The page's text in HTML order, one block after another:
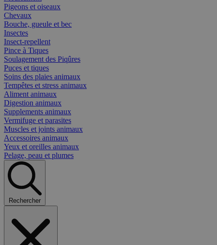
Pigeons et oiseaux
Chevaux
Bouche, gueule et bec
Insectes
Insect-repellent
Pince à Tiques
Soulagement des Piqûres
Puces et tiques
Soins des plaies animaux
Tempêtes et stress animaux
Aliment animaux
Digestion animaux
Supplements animaux
Vermifuge et parasites
Muscles et joints animaux
Accessoires animaux
Yeux et oreilles animaux
Pelage, peau et plumes
Rechercher